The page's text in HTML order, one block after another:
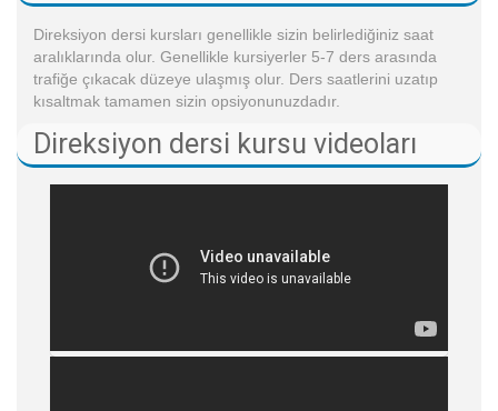
Direksiyon dersi kursları genellikle sizin belirlediğiniz saat
aralıklarında olur. Genellikle kursiyerler 5-7 ders arasında
trafiğe çıkacak düzeye ulaşmış olur. Ders saatlerini uzatıp
kısaltmak tamamen sizin opsiyonunuzdadır.
Direksiyon dersi kursu videoları